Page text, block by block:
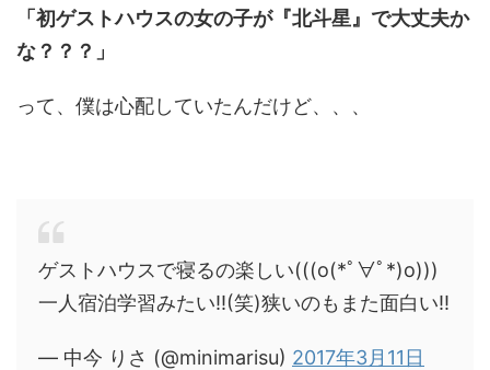
「初ゲストハウスの女の子が『北斗星』で大丈夫か
な？？？」
って、僕は心配していたんだけど、、、
ゲストハウスで寝るの楽しい(((o(*ﾟ∀ﾟ*)o)))
一人宿泊学習みたい!!(笑)狭いのもまた面白い!!
— 中今 りさ (@minimarisu) 2017年3月11日